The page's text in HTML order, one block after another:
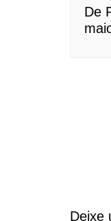
De
Deixe